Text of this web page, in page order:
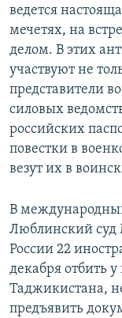
ведется
мечетях, на
делом. В этих
участвуют не
представители
силовых
российских
повестки в
везут их в
В
Люблинский суд
России 22
декабря отбить
Таджикистана,
предъявить